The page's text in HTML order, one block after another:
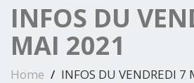
INFOS DU
MAI 2021
Home INFOS DU VENDREDI 7